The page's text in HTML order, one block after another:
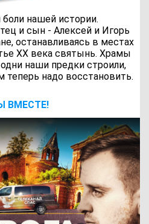
нашей истории.
и сын - Алексей и Игорь
останавливаясь в местах
ХХ века святынь. Храмы
наши предки строили,
теперь надо восстановить.
ВМЕСТЕ!